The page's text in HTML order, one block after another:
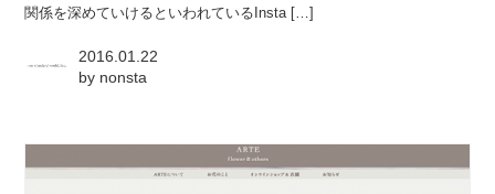
関係を深めていけるといわれているInsta […]
2016.01.22
by nonsta